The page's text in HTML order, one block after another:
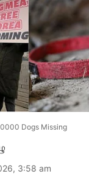
Dogs Missing
3:58 am